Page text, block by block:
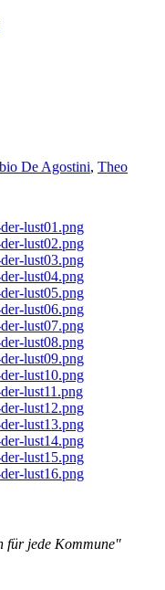
De Agostini, Theo
für jede Kommune"